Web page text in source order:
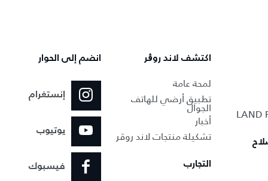
اكتشف لاند روڨر
لمحة عامة
تطبيق أرضي للهاتف
الجوال
أخبار
تشكيلة منتجات لاند روڤر
التجارب
انضم إلى الحوار
إنستغرام
يوتيوب
فيسبوك